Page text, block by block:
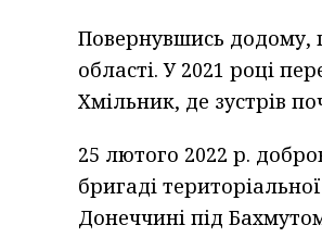
Повернувшись додому,
області. У 2021 році
Хмільник, де зустрів
25 лютого 2022 р.
бригаді
Донеччині під